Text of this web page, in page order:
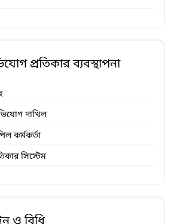
প্রতিকার ব্যবস্থাপনা
দাখিল
কর্মকর্তা
সিস্টেম